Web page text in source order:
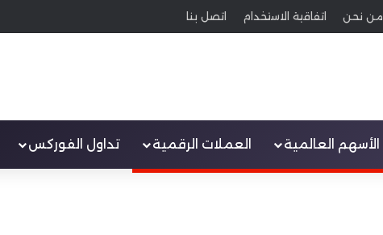
من نحن اتفاقية الاستخدام اتصل بنا
الأسهم العالمية العملات الرقمية تداول الفوركس